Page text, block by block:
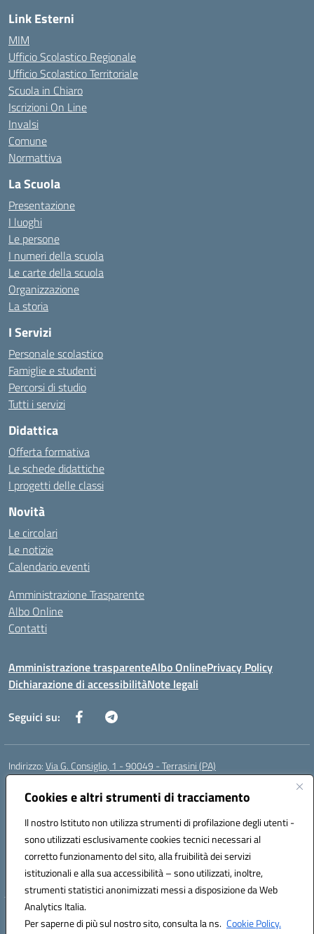
Cookies e altri strumenti di tracciamento
Il nostro Istituto non utilizza strumenti di profilazione degli utenti -
sono utilizzati esclusivamente cookies tecnici necessari al
corretto funzionamento del sito, alla fruibilità dei servizi
istituzionali e alla sua accessibilità – sono utilizzati, inoltre,
strumenti statistici anonimizzati messi a disposizione da Web
Analytics Italia.
Per saperne di più sul nostro sito, consulta la ns. Cookie Policy.
Link Esterni
MIM
Ufficio Scolastico Regionale
Ufficio Scolastico Territoriale
Scuola in Chiaro
Iscrizioni On Line
Invalsi
Comune
Normattiva
La Scuola
Presentazione
I luoghi
Le persone
I numeri della scuola
Le carte della scuola
Organizzazione
La storia
I Servizi
Personale scolastico
Famiglie e studenti
Percorsi di studio
Tutti i servizi
Didattica
Offerta formativa
Le schede didattiche
I progetti delle classi
Novità
Le circolari
Le notizie
Calendario eventi
Amministrazione Trasparente
Albo Online
Contatti
Amministrazione trasparenteAlbo OnlinePrivacy Policy
Dichiarazione di accessibilitàNote legali
Seguici su:
Indirizzo:Via G. Consiglio, 1 - 90049 - Terrasini (PA)
Centralino:
Posta elettronica certificata (PEC):paic88700d@pec.istruzione.it
Codice fiscale: 80025710825
Codice meccanografico:PAIC88700D
Codice Indice delle Pubbliche Amministrazioni (IPA): istsc_paic88700d
Codice unico di fatturazione (CUF): UF7LHF
Hosting & Powered by 3D Solution S.r.l.